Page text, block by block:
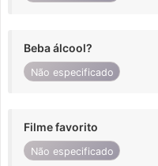
Beba álcool?
Não especificado
Filme favorito
Não especificado